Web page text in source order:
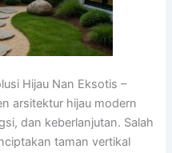
Hijau Nan Eksotis –
arsitektur hijau modern
dan keberlanjutan. Salah
taman vertikal